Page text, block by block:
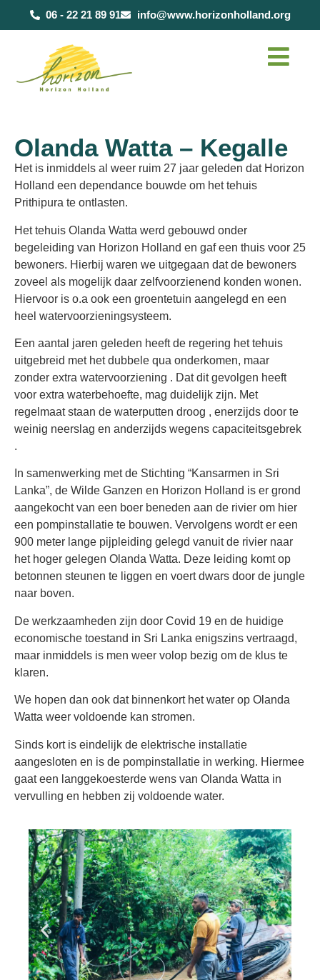
06 - 22 21 89 91 info@www.horizonholland.org
Olanda Watta – Kegalle
Het is inmiddels al weer ruim 27 jaar geleden dat Horizon
Holland een dependance bouwde om het tehuis
Prithipura te ontlasten.
Het tehuis Olanda Watta werd gebouwd onder
begeleiding van Horizon Holland en gaf een thuis voor 25
bewoners. Hierbij waren we uitgegaan dat de bewoners
zoveel als mogelijk daar zelfvoorzienend konden wonen.
Hiervoor is o.a ook een groentetuin aangelegd en een
heel watervoorzieningsysteem.
Een aantal jaren geleden heeft de regering het tehuis
uitgebreid met het dubbele qua onderkomen, maar
zonder extra watervoorziening . Dat dit gevolgen heeft
voor extra waterbehoefte, mag duidelijk zijn. Met
regelmaat staan de waterputten droog , enerzijds door te
weinig neerslag en anderzijds wegens capaciteitsgebrek
.
In samenwerking met de Stichting “Kansarmen in Sri
Lanka”, de Wilde Ganzen en Horizon Holland is er grond
aangekocht van een boer beneden aan de rivier om hier
een pompinstallatie te bouwen. Vervolgens wordt er een
900 meter lange pijpleiding gelegd vanuit de rivier naar
het hoger gelegen Olanda Watta. Deze leiding komt op
betonnen steunen te liggen en voert dwars door de jungle
naar boven.
De werkzaamheden zijn door Covid 19 en de huidige
economische toestand in Sri Lanka enigszins vertraagd,
maar inmiddels is men weer volop bezig om de klus te
klaren.
We hopen dan ook dat binnenkort het water op Olanda
Watta weer voldoende kan stromen.
Sinds kort is eindelijk de elektrische installatie
aangesloten en is de pompinstallatie in werking. Hiermee
gaat een langgekoesterde wens van Olanda Watta in
vervulling en hebben zij voldoende water.